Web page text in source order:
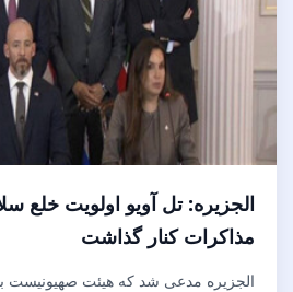
الجزیره: تل آویو اولویت خلع
مذاکرات کنار گذاشت
الجزیره مدعی شد که هیئت صهیونیست